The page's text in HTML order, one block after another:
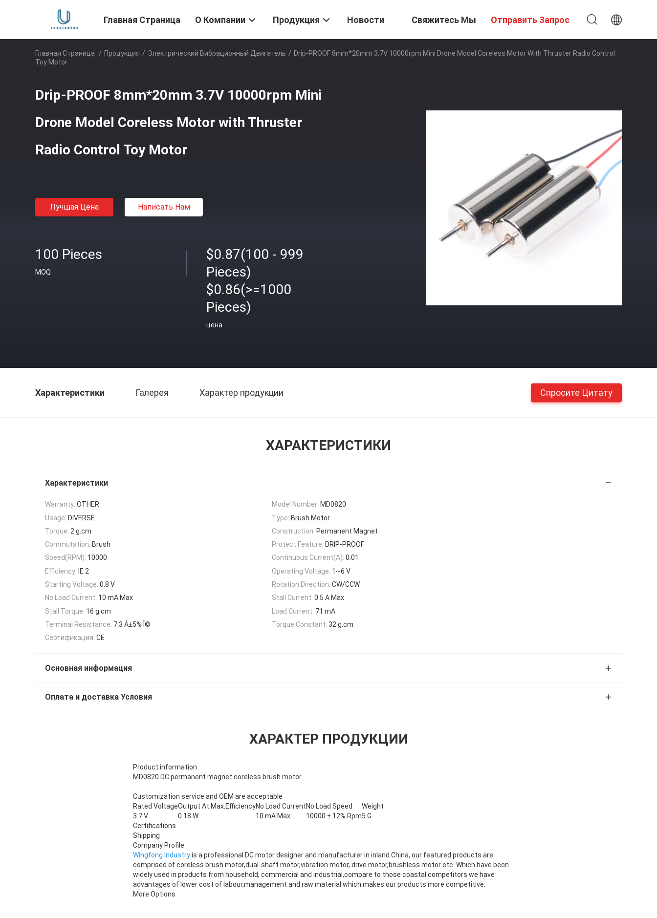
Главная Страница О Компании Продукция Новости Свяжитесь Мы Отправить Запрос
Главная Страница / Продукция / Электрический Вибрационный Двигатель / Drip-PROOF 8mm*20mm 3.7V 10000rpm Mini Drone Model Coreless Motor With Thruster Radio Control
Toy Motor
Drip-PROOF 8mm*20mm 3.7V 10000rpm Mini
Drone Model Coreless Motor with Thruster
Radio Control Toy Motor
Лучшая Цена Написать Нам
100 Pieces
MOQ
$0.87(100 - 999
Pieces)
$0.86(>=1000
Pieces)
цена
Характеристики Галерея Характер продукции Спросите Цитату
ХАРАКТЕРИСТИКИ
Характеристики
Warranty: OTHER Model Number: MD0820
Usage: DIVERSE Type: Brush Motor
Torque: 2 g.cm Construction: Permanent Magnet
Commutation: Brush Protect Feature: DRIP-PROOF
Speed(RPM): 10000 Continuous Current(A): 0.01
Efficiency: IE 2 Operating Voltage: 1~6 V
Starting Voltage: 0.8 V Rotation Direction: CW/CCW
No Load Current: 10 mA Max Stall Current: 0.5 A Max
Stall Torque: 16 g.cm Load Current: 71 mA
Terminal Resistance: 7.3 Â±5% Î© Torque Constant: 32 g.cm
Сертификация: CE
Основная информация
Оплата и доставка Условия
ХАРАКТЕР ПРОДУКЦИИ
Product information
MD0820 DC permanent magnet coreless brush motor
Customization service and OEM are acceptable
Rated VoltageOutput At Max.EfficiencyNo Load CurrentNo Load Speed
Weight
3.7 V
0.18 W 10 mA Max 10000 ± 12% Rpm5 G
Certifications
Shipping
Company Profile
Wingfong Industryis a professional DC motor designer and manufacturer in inland China, our featured products are
comprised of coreless brush motor,dual-shaft motor,vibration motor, drive motor,brushless motor etc. Which have been
widely used in products from household, commercial and industrial,compare to those coastal competitors we have
advantages of lower cost of labour,management and raw material which makes our products more competitive.
More Options